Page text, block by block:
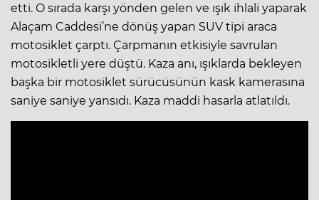
etti. O sırada karşı yönden gelen ve ışık ihlali yaparak
Alaçam Caddesi’ne dönüş yapan SUV tipi araca
motosiklet çarptı. Çarpmanın etkisiyle savrulan
motosikletli yere düştü. Kaza anı, ışıklarda bekleyen
başka bir motosiklet sürücüsünün kask kamerasına
saniye saniye yansıdı. Kaza maddi hasarla atlatıldı.